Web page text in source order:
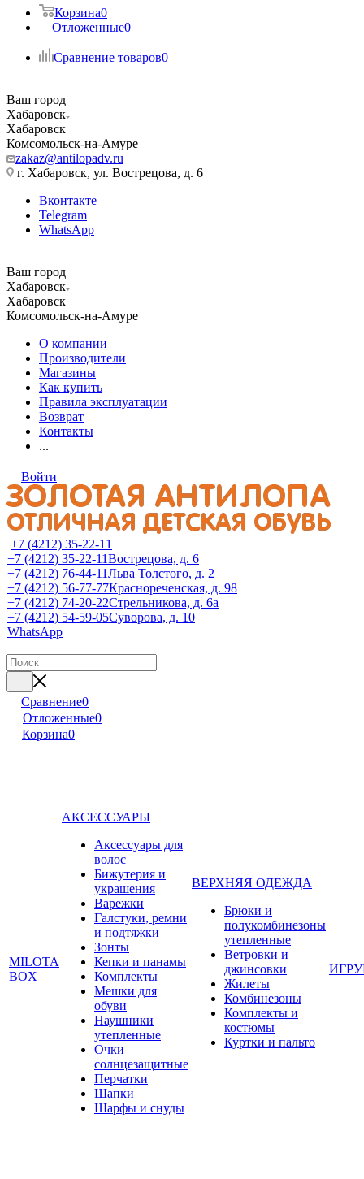
Корзина0
Отложенные0
Сравнение товаров0
Ваш город
Хабаровск
Хабаровск
Комсомольск-на-Амуре
zakaz@antilopadv.ru
г. Хабаровск, ул. Вострецова, д. 6
Вконтакте
Telegram
WhatsApp
Ваш город
Хабаровск
Хабаровск
Комсомольск-на-Амуре
О компании
Производители
Магазины
Как купить
Правила эксплуатации
Возврат
Контакты
...
Войти
+7 (4212) 35-22-11
+7 (4212) 35-22-11Вострецова, д. 6
+7 (4212) 76-44-11Льва Толстого, д. 2
+7 (4212) 56-77-77Краснореченская, д. 98
+7 (4212) 74-20-22Стрельникова, д. 6а
+7 (4212) 54-59-05Суворова, д. 10
WhatsApp
Сравнение0
Отложенные0
Корзина0
MILOTA
BOX
АКСЕССУАРЫ
Аксессуары для
волос
Бижутерия и
украшения
Варежки
Галстуки, ремни
и подтяжки
Зонты
Кепки и панамы
Комплекты
Мешки для
обуви
Наушники
утепленные
Очки
солнцезащитные
Перчатки
Шапки
Шарфы и снуды
ВЕРХНЯЯ ОДЕЖДА
Брюки и
полукомбинезоны
утепленные
Ветровки и
джинсовки
Жилеты
Комбинезоны
Комплекты и
костюмы
Куртки и пальто